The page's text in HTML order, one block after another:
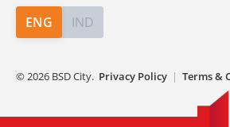
ENG IND
©2026 BSD City. Privacy Policy | Terms &